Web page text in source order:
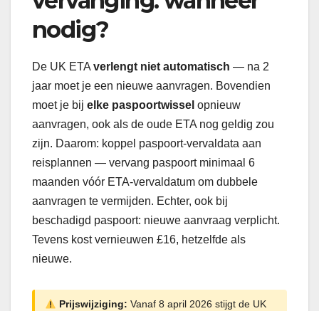
nodig?
De UK ETA verlengt niet automatisch — na 2
jaar moet je een nieuwe aanvragen. Bovendien
moet je bij elke paspoortwissel opnieuw
aanvragen, ook als de oude ETA nog geldig zou
zijn. Daarom: koppel paspoort-vervaldata aan
reisplannen — vervang paspoort minimaal 6
maanden vóór ETA-vervaldatum om dubbele
aanvragen te vermijden. Echter, ook bij
beschadigd paspoort: nieuwe aanvraag verplicht.
Tevens kost vernieuwen £16, hetzelfde als
nieuwe.
Prijswijziging: Vanaf 8 april 2026 stijgt de UK